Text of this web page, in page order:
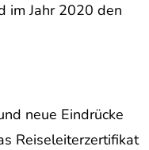
im Jahr 2020 den
neue Eindrücke
Reiseleiterzertifikat